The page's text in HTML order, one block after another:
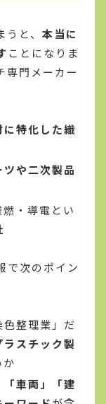
と、 本当に
ことになりま
専門メーカー
に特化した織
や二次製品
・導電とい
で次のポイン
整理業」だ
スチック製
か
「車両」「建